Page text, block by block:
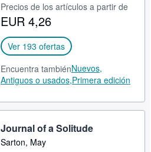
Precios de los artículos a partir de
EUR 4,26
Ver 193 ofertas
Encuentra tambiénNuevos,
Antiguos o usados,Primera edición
Journal of a Solitude
Sarton, May